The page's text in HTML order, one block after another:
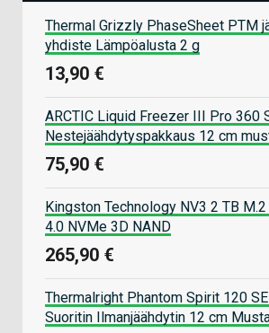
Thermal Grizzly PhaseSheet PTM
yhdiste Lämpöalusta 2 g
13,90 €
ARCTIC Liquid Freezer III Pro 360
Nestejäähdytyspakkaus 12 cm
75,90 €
Kingston Technology NV3 2 TB
4.0 NVMe 3D NAND
265,90 €
Thermalright Phantom Spirit 120 SE
Suoritin Ilmanjäähdytin 12 cm